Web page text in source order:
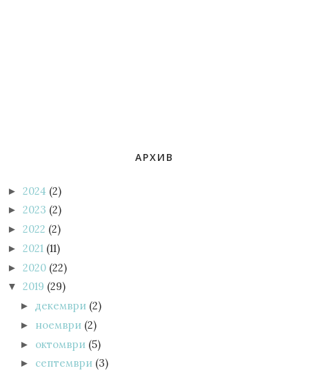
АРХИВ
► 2024 (2)
► 2023 (2)
► 2022 (2)
► 2021 (11)
► 2020 (22)
▼ 2019 (29)
► декември (2)
► ноември (2)
► октомври (5)
► септември (3)